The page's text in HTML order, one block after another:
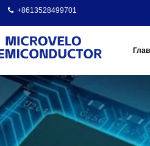
+8613528499701